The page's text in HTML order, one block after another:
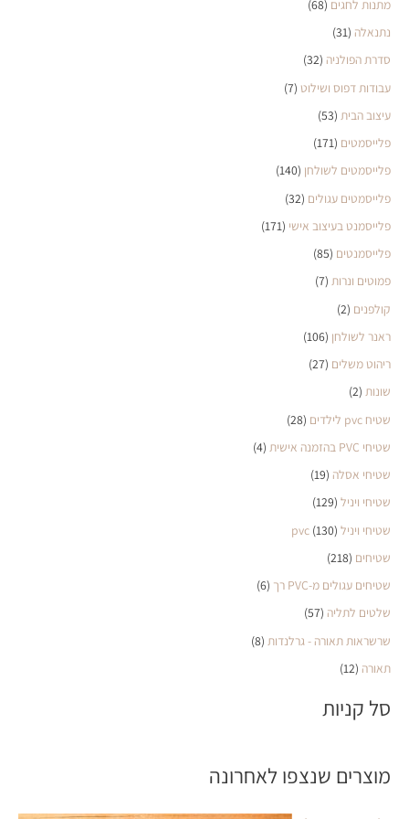
מתנות לחגים (68)
נתנאלה (31)
סדרת הפולניה (32)
עבודות דפוס ושילוט (7)
עיצוב הבית (53)
פלייסמטים (171)
פלייסמטים לשולחן (140)
פלייסמטים עגולים (32)
פלייסמנט בעיצוב אישי (171)
פלייסמנטים (85)
פמוטים ונרות (7)
קולפנים (2)
ראנר לשולחן (106)
ריהוט משלים (27)
שונות (2)
שטיח pvc לילדים
(28)
שטיחי PVC בהזמנה אישית
(4)
שטיחי אסלה (19)
שטיחי ויניל (129)
שטיחי ויניל pvc (130)
שטיחים (218)
שטיחים עגולים מ-PVC רך
(6)
שלטים לתליה (57)
שרשראות תאורה - גרלנדות (8)
תאורה (12)
סל קניות
מוצרים שנצפו לאחרונה